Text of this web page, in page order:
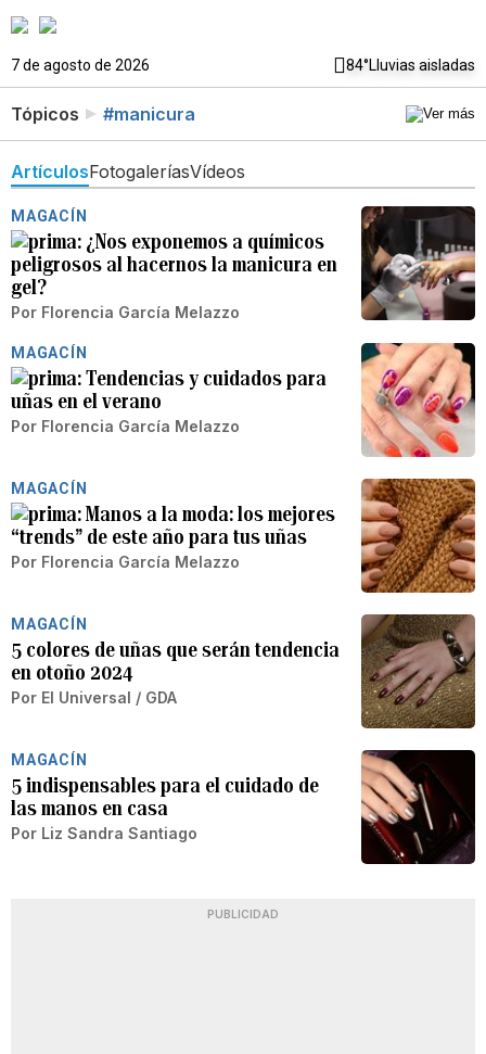
7 de agosto de 2026 84°Lluvias aisladas
Tópicos #manicura
ArtículosFotogaleríasVídeos
MAGACÍN
¿Nos exponemos a químicos
peligrosos al hacernos la manicura en
gel?
Por Florencia García Melazzo
MAGACÍN
Tendencias y cuidados para
uñas en el verano
Por Florencia García Melazzo
MAGACÍN
Manos a la moda: los mejores
“trends” de este año para tus uñas
Por Florencia García Melazzo
MAGACÍN
5 colores de uñas que serán tendencia
en otoño 2024
Por El Universal / GDA
MAGACÍN
5 indispensables para el cuidado de
las manos en casa
Por Liz Sandra Santiago
PUBLICIDAD